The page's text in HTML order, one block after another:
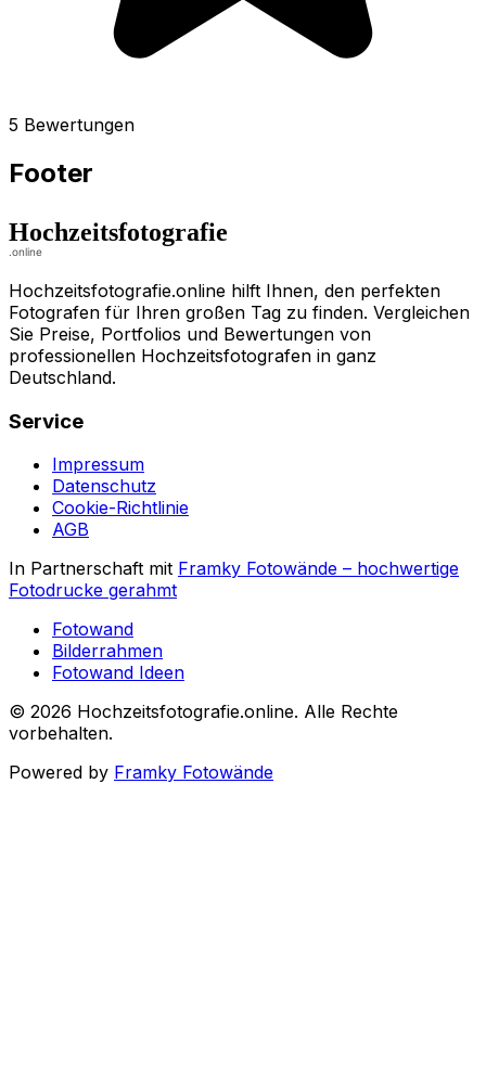
5 Bewertungen
Footer
Hochzeitsfotografie.online hilft Ihnen, den perfekten
Fotografen für Ihren großen Tag zu finden. Vergleichen
Sie Preise, Portfolios und Bewertungen von
professionellen Hochzeitsfotografen in ganz
Deutschland.
Service
Impressum
Datenschutz
Cookie-Richtlinie
AGB
In Partnerschaft mit Framky Fotowände – hochwertige
Fotodrucke gerahmt
Fotowand
Bilderrahmen
Fotowand Ideen
© 2026 Hochzeitsfotografie.online. Alle Rechte
vorbehalten.
Powered by Framky Fotowände